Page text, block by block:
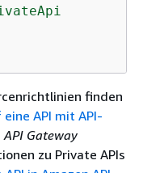
finden
API mit API-
API Gateway
zu Private APIs